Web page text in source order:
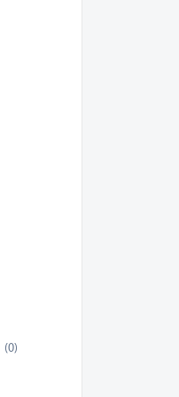
(0)